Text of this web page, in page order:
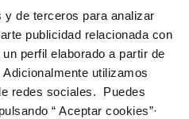
de terceros para analizar
publicidad relacionada con
perfil elaborado a partir de
utilizamos
redes sociales. Puedes
“ Aceptar cookies”·